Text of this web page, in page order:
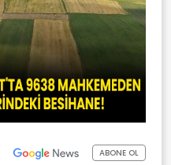
ABONE OL